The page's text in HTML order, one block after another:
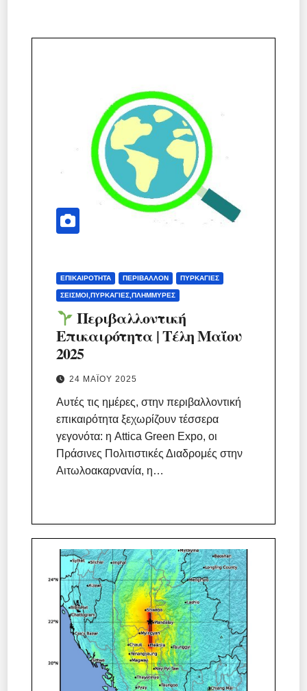
ΕΠΙΚΑΙΡΌΤΗΤΑ ΠΕΡΙΒΆΛΛΟΝ ΠΥΡΚΑΓΙΈΣ
ΣΕΙΣΜΟΊ,ΠΥΡΚΑΓΙΈΣ,ΠΛΗΜΜΎΡΕΣ
Περιβαλλοντική
Επικαιρότητα | Τέλη Μαΐου
2025
24 ΜΑΪ́ΟΥ 2025
Αυτές τις ημέρες, στην περιβαλλοντική
επικαιρότητα ξεχωρίζουν τέσσερα
γεγονότα: η Attica Green Expo, οι
Πράσινες Πολιτιστικές Διαδρομές στην
Αιτωλοακαρνανία, η…